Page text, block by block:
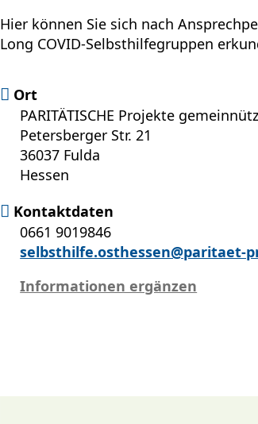
Hier können Sie sich nach
Long COVID-Selbsthilfegruppen
Ort
PARITÄTISCHE Projekte
Petersberger Str. 21
36037 Fulda
Hessen
Kontaktdaten
0661 9019846
selbsthilfe.osthessen@paritaet-
Informationen ergänzen